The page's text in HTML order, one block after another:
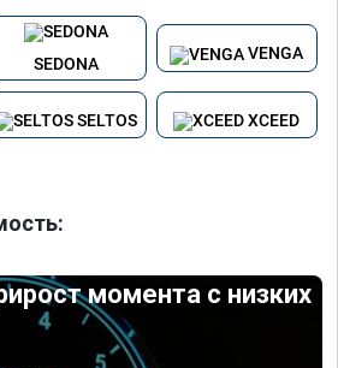
SEDONA
VENGA
SELTOS XCEED
момента с низких